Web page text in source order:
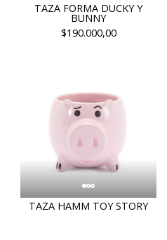
TAZA FORMA DUCKY Y
BUNNY
$190.000,00
TAZA HAMM TOY STORY